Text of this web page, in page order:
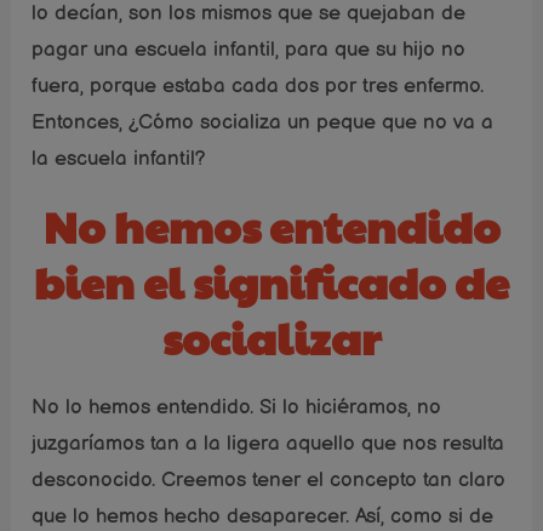
lo decían, son los mismos que se quejaban de
pagar una escuela infantil, para que su hijo no
fuera, porque estaba cada dos por tres enfermo.
Entonces, ¿Cómo socializa un peque que no va a
la escuela infantil?
No hemos entendido
bien el significado de
socializar
No lo hemos entendido. Si lo hiciéramos, no
juzgaríamos tan a la ligera aquello que nos resulta
desconocido. Creemos tener el concepto tan claro
que lo hemos hecho desaparecer. Así, como si de